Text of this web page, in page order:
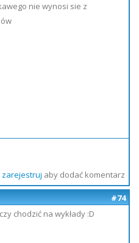
nie wynosi sie z
zarejestruj aby dodać komentarz
#74
chodzić na wykłady :D